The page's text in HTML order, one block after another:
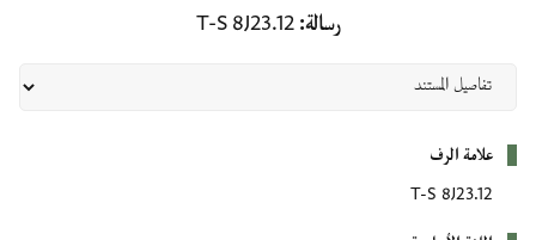
رسالة T-S 8J23.12
علامة الرف
T-S 8J23.12